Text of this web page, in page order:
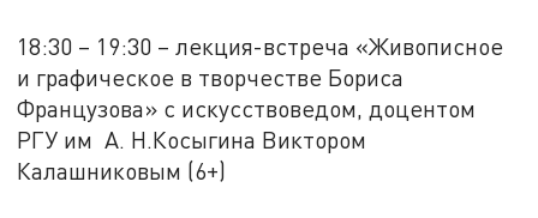
18:30 – 19:30 – лекция-встреча «Живописное
и графическое в творчестве Бориса
Французова» с искусствоведом, доцентом
РГУ им А. Н.Косыгина Виктором
Калашниковым (6+)